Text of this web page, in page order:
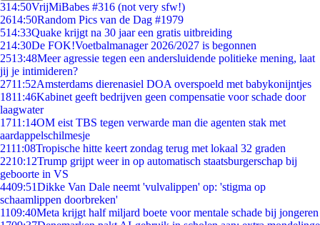
314:50VrijMiBabes #316 (not very sfw!)
2614:50Random Pics van de Dag #1979
514:33Quake krijgt na 30 jaar een gratis uitbreiding
214:30De FOK!Voetbalmanager 2026/2027 is begonnen
2513:48Meer agressie tegen een andersluidende politieke mening, laat
jij je intimideren?
2711:52Amsterdams dierenasiel DOA overspoeld met babykonijntjes
1811:46Kabinet geeft bedrijven geen compensatie voor schade door
laagwater
1711:14OM eist TBS tegen verwarde man die agenten stak met
aardappelschilmesje
2111:08Tropische hitte keert zondag terug met lokaal 32 graden
2210:12Trump grijpt weer in op automatisch staatsburgerschap bij
geboorte in VS
4409:51Dikke Van Dale neemt 'vulvalippen' op: 'stigma op
schaamlippen doorbreken'
1109:40Meta krijgt half miljard boete voor mentale schade bij jongeren